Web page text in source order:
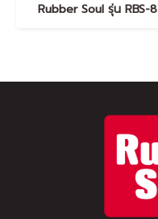
Rubber Soul รุ่น RBS-8